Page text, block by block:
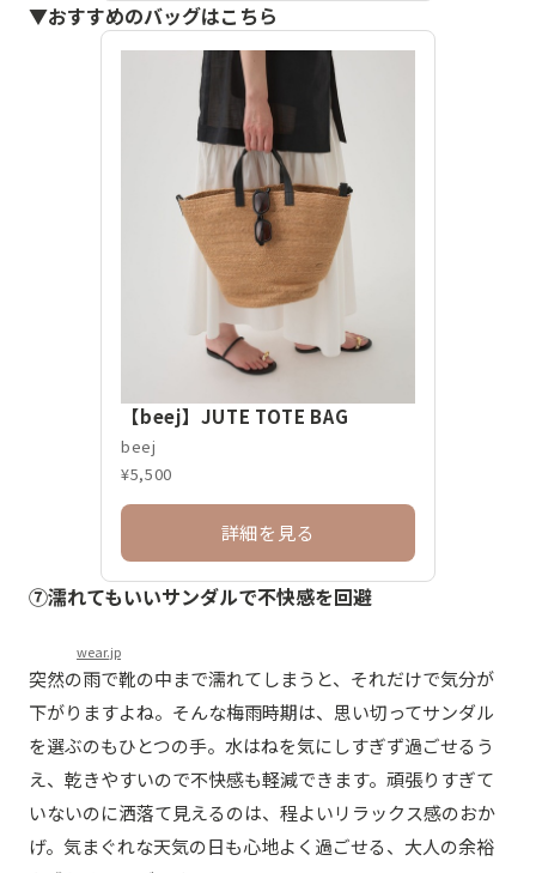
▼おすすめのバッグはこちら
【beej】JUTE TOTE BAG
beej
¥5,500
詳細を見る
⑦濡れてもいいサンダルで不快感を回避
wear.jp
突然の雨で靴の中まで濡れてしまうと、それだけで気分が
下がりますよね。そんな梅雨時期は、思い切ってサンダル
を選ぶのもひとつの手。水はねを気にしすぎず過ごせるう
え、乾きやすいので不快感も軽減できます。頑張りすぎて
いないのに洒落て見えるのは、程よいリラックス感のおか
げ。気まぐれな天気の日も心地よく過ごせる、大人の余裕